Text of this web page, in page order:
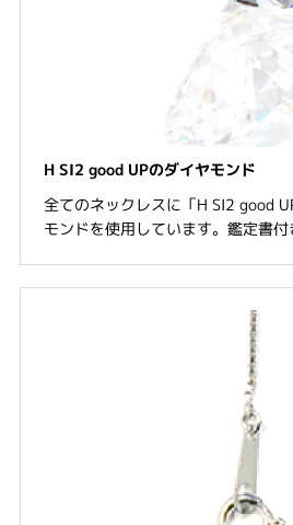
H SI2 good UPのダイヤモンド
全てのネックレスに「H SI2 good
モンドを使用しています。鑑定書付